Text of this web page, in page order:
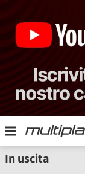
In uscita